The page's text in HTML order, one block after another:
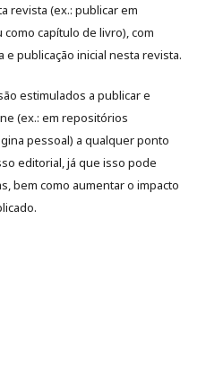
revista (ex.: publicar em
capítulo de livro), com
publicação inicial nesta revista.
estimulados a publicar e
(ex.: em repositórios
pessoal) a qualquer ponto
editorial, já que isso pode
bem como aumentar o impacto